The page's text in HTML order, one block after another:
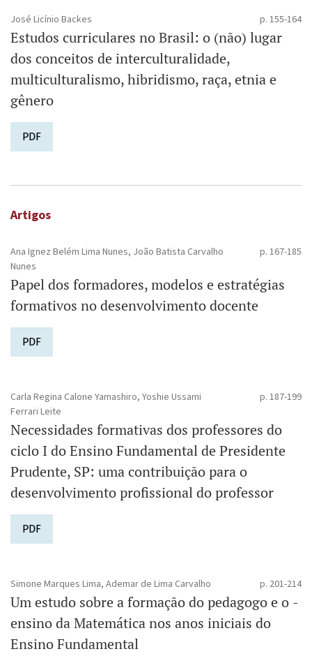
José Licínio Backes p. 155-164
Estudos curriculares no Brasil: o (não) lugar
dos ­conceitos de interculturalidade,
multiculturalismo, hibridismo, raça, etnia e
gênero
PDF
Artigos
Ana Ignez Belém Lima Nunes, João Batista Carvalho
Nunes
p. 167-185
Papel dos formadores, modelos e estratégias
formativos no desenvolvimento docente
PDF
Carla Regina Calone Yamashiro, Yoshie Ussami
Ferrari Leite
p. 187-199
Necessidades formativas dos professores do
ciclo I do Ensino Fundamental de Presidente
Prudente, SP: uma contribuição para o
desenvolvimento profissional do professor
PDF
Simone Marques Lima, Ademar de Lima Carvalho p. 201-214
Um estudo sobre a formação do pedagogo e o ­
ensino da Matemática nos anos iniciais do
Ensino ­Fundamental